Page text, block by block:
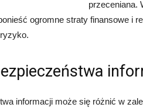
przeceniana.
ogromne straty finansowe i
informacji może się różnić w